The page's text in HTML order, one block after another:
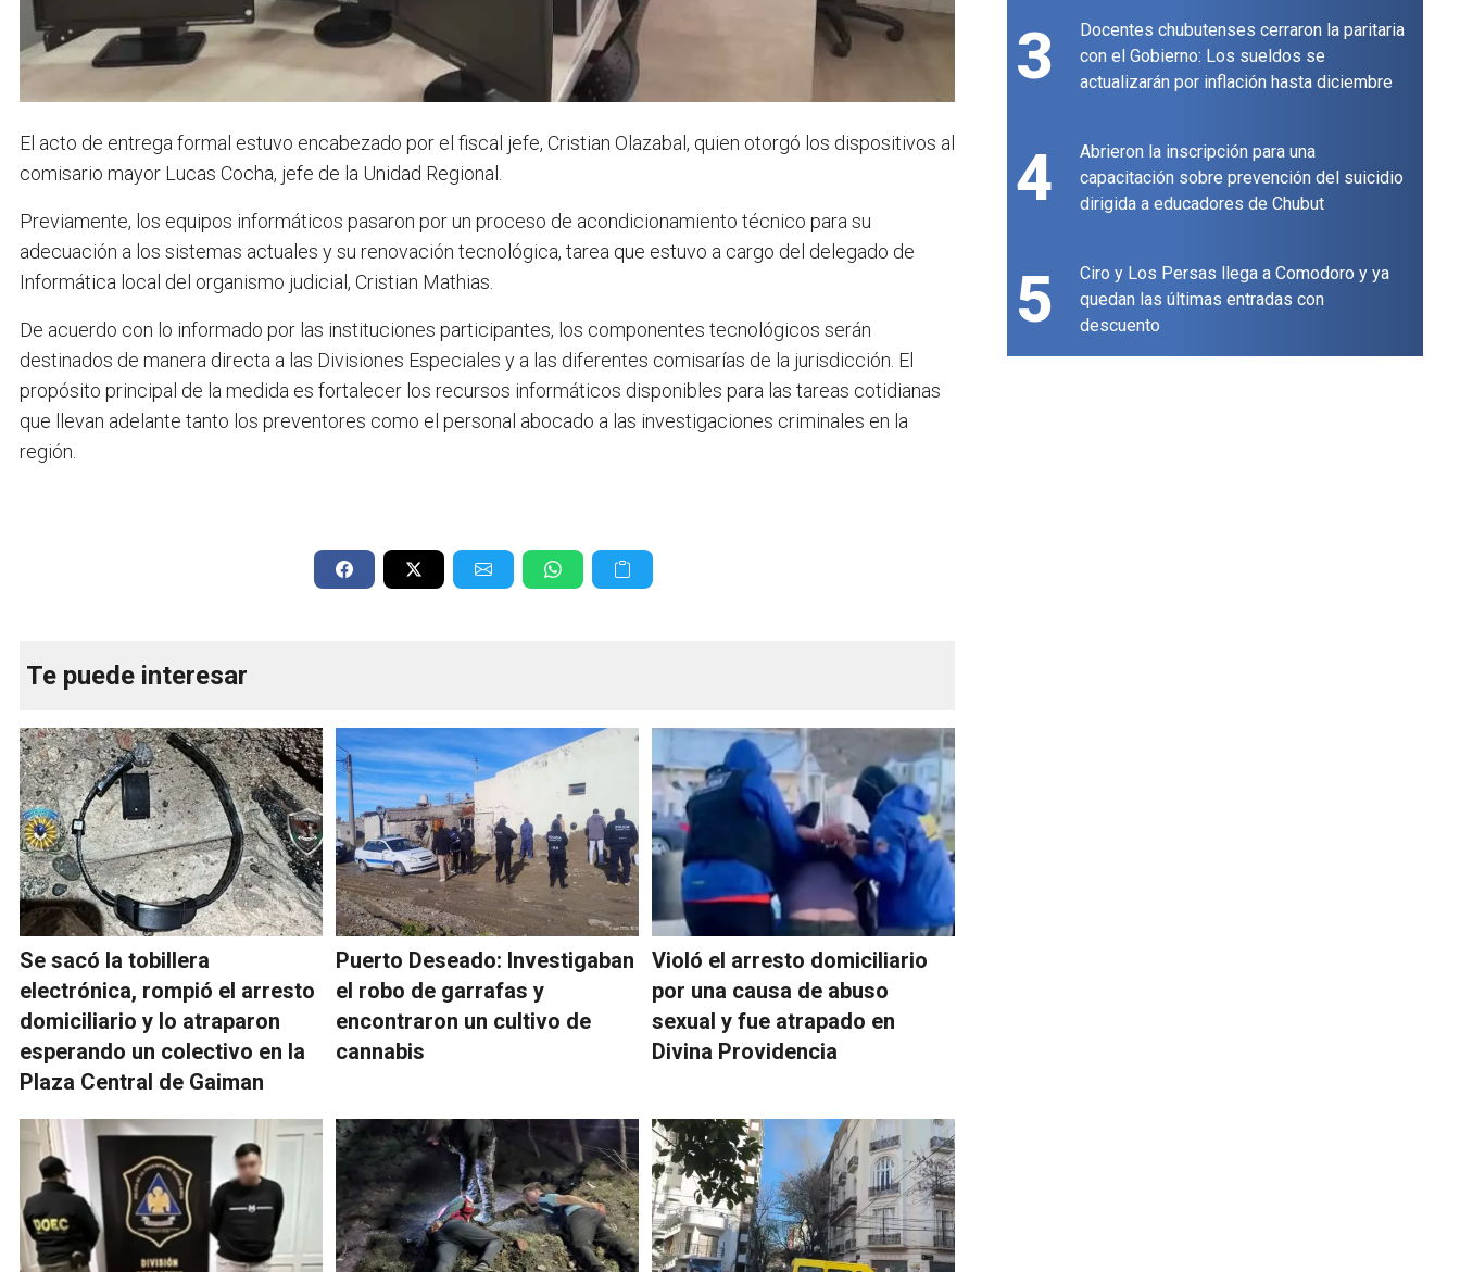
El acto de entrega formal estuvo encabezado por el fiscal jefe, Cristian Olazabal, quien otorgó los dispositivos al
comisario mayor Lucas Cocha, jefe de la Unidad Regional.
Previamente, los equipos informáticos pasaron por un proceso de acondicionamiento técnico para su
adecuación a los sistemas actuales y su renovación tecnológica, tarea que estuvo a cargo del delegado de
Informática local del organismo judicial, Cristian Mathias.
De acuerdo con lo informado por las instituciones participantes, los componentes tecnológicos serán
destinados de manera directa a las Divisiones Especiales y a las diferentes comisarías de la jurisdicción. El
propósito principal de la medida es fortalecer los recursos informáticos disponibles para las tareas cotidianas
que llevan adelante tanto los preventores como el personal abocado a las investigaciones criminales en la
región.
Te puede interesar
Se sacó la tobillera
electrónica, rompió el arresto
domiciliario y lo atraparon
esperando un colectivo en la
Plaza Central de Gaiman
Puerto Deseado: Investigaban
el robo de garrafas y
encontraron un cultivo de
cannabis
Violó el arresto domiciliario
por una causa de abuso
sexual y fue atrapado en
Divina Providencia
3
Docentes chubutenses cerraron la paritaria
con el Gobierno: Los sueldos se
actualizarán por inflación hasta diciembre
4
Abrieron la inscripción para una
capacitación sobre prevención del suicidio
dirigida a educadores de Chubut
5
Ciro y Los Persas llega a Comodoro y ya
quedan las últimas entradas con
descuento